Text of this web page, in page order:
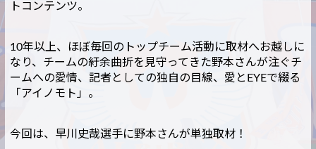
トコンテンツ。
10年以上、ほぼ毎回のトップチーム活動に取材へお越しに
なり、チームの紆余曲折を見守ってきた野本さんが注ぐチ
ームへの愛情、記者としての独自の目線、愛とEYEで綴る
「アイノモト」。
今回は、早川史哉選手に野本さんが単独取材！